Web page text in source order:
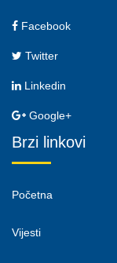
Facebook
Twitter
Linkedin
Google+
Brzi linkovi
Početna
Vijesti